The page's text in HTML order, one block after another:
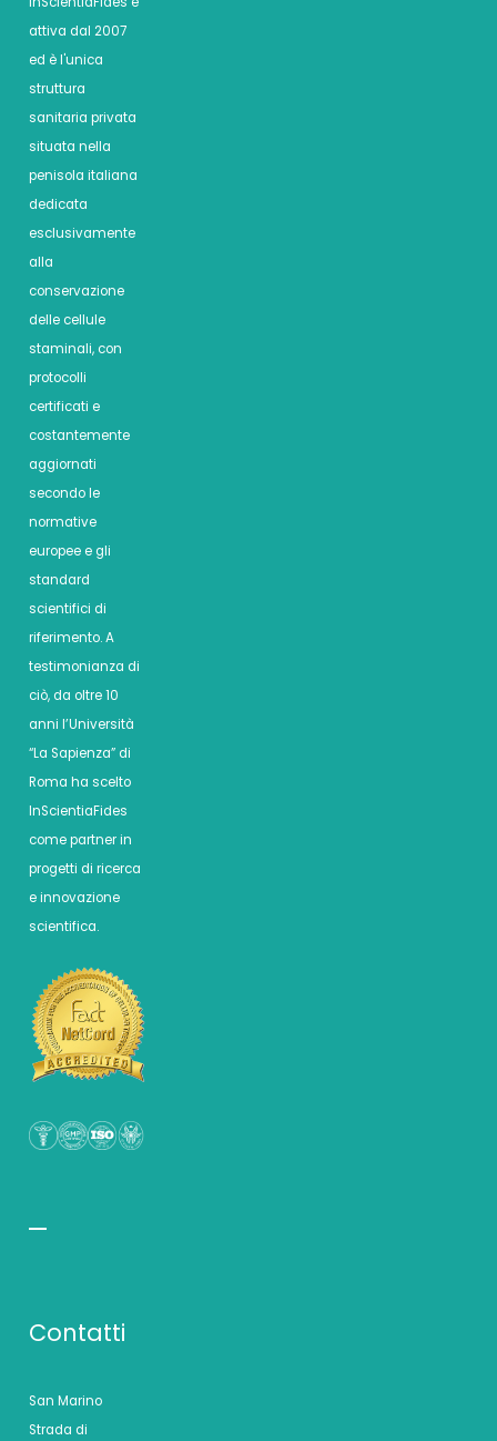
attiva dal 2007
ed è l'unica
struttura
sanitaria privata
situata nella
penisola italiana
dedicata
esclusivamente
alla
conservazione
delle cellule
staminali, con
protocolli
certificati e
costantemente
aggiornati
secondo le
normative
europee e gli
standard
scientifici di
riferimento. A
testimonianza di
ciò, da oltre 10
anni l’Università
“La Sapienza” di
Roma ha scelto
InScientiaFides
come partner in
progetti di ricerca
e innovazione
scientifica.
Contatti
San Marino
Strada di